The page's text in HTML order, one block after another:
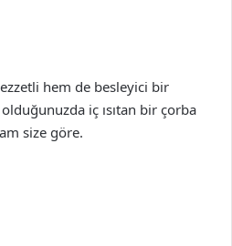
hem de besleyici bir
iç ısıtan bir çorba
size göre.